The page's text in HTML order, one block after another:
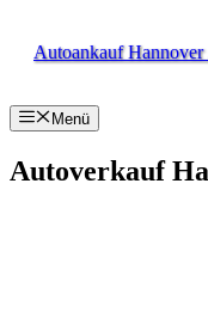
InhaltAutoankauf Hannover
Menü
Autoverkauf